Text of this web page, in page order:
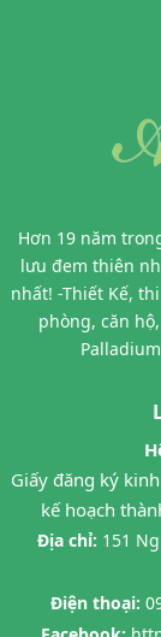
Hơn 19 năm
lưu đem thiên
nhất! -Thiết Kế,
phòng, căn
Giấy đăng ký
kế hoạch
Địa chỉ: 151
Điện thoại: